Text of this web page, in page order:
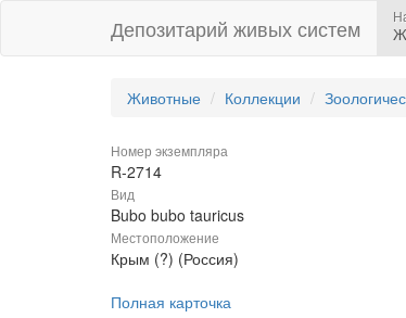
Депозитарий живых систем
Животные Коллекции
Номер экземпляра
R-2714
Вид
Bubo bubo tauricus
Местоположение
Крым (?) (Россия)
Полная карточка